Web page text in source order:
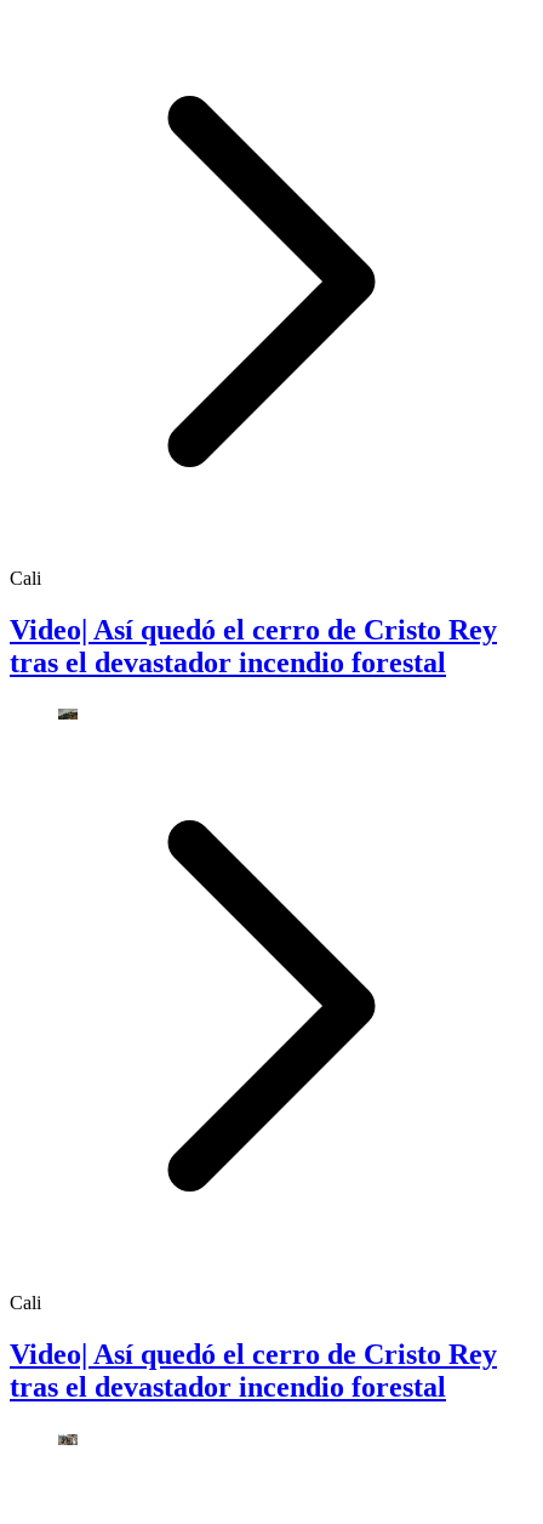
Cali
Video| Así quedó el cerro de Cristo Rey
tras el devastador incendio forestal
Cali
Video| Así quedó el cerro de Cristo Rey
tras el devastador incendio forestal